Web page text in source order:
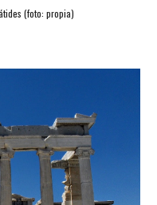
(foto: propia)